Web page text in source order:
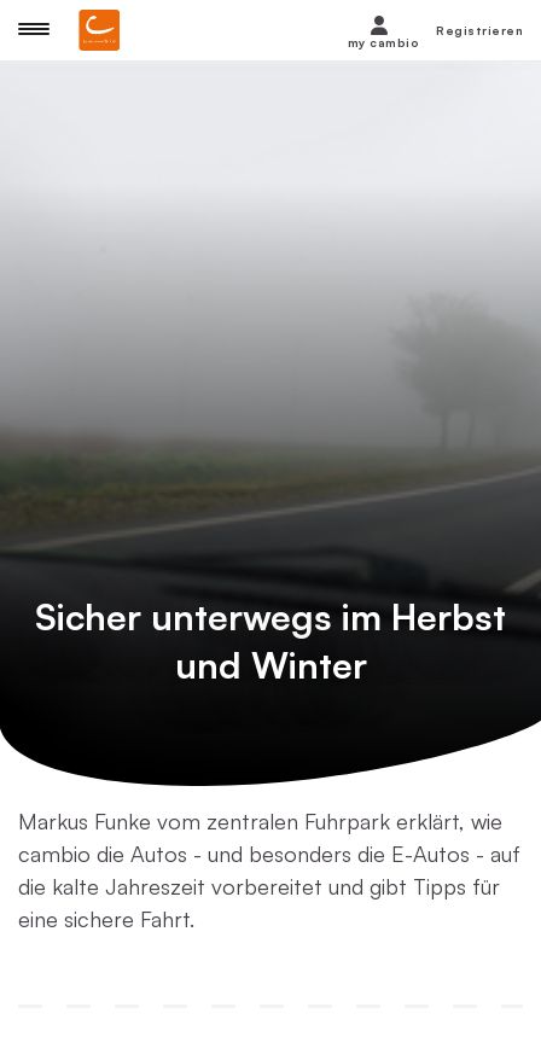
Sicher unterwegs im Herbst
und Winter
Markus Funke vom zentralen Fuhrpark erklärt, wie
cambio die Autos - und besonders die E-Autos - auf
die kalte Jahreszeit vorbereitet und gibt Tipps für
eine sichere Fahrt.
my cambio
Registrieren